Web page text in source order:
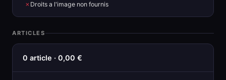
Droits a l'image non fournis
ARTICLES
0 article · 0,00 €